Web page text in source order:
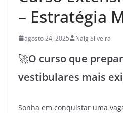
– Estratégia
agosto 24, 2025 Naig Silveira
🚀O curso que
vestibulares mais
Sonha em conquistar uma